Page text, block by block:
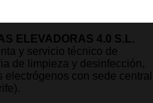
ELEVADORAS 4.0 S.L.
y servicio técnico de
de limpieza y desinfección,
con sede central